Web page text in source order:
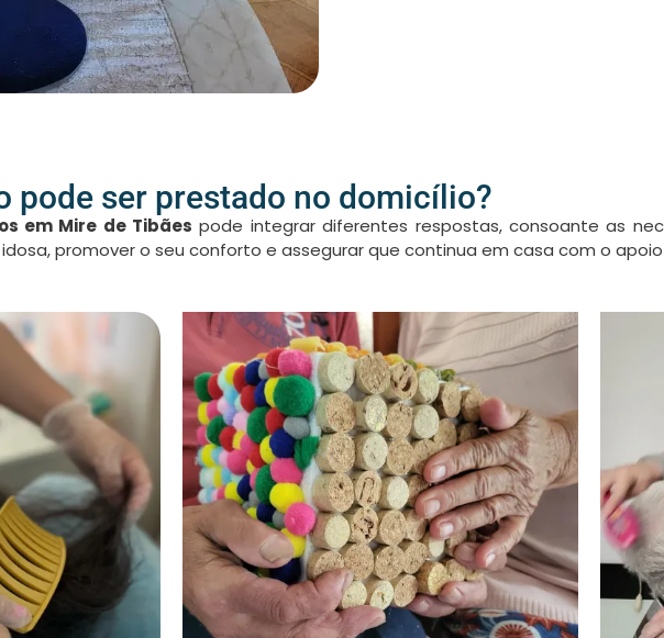
pode ser prestado no domicílio?
em Mire de Tibães pode integrar diferentes respostas, consoante as
promover o seu conforto e assegurar que continua em casa com o